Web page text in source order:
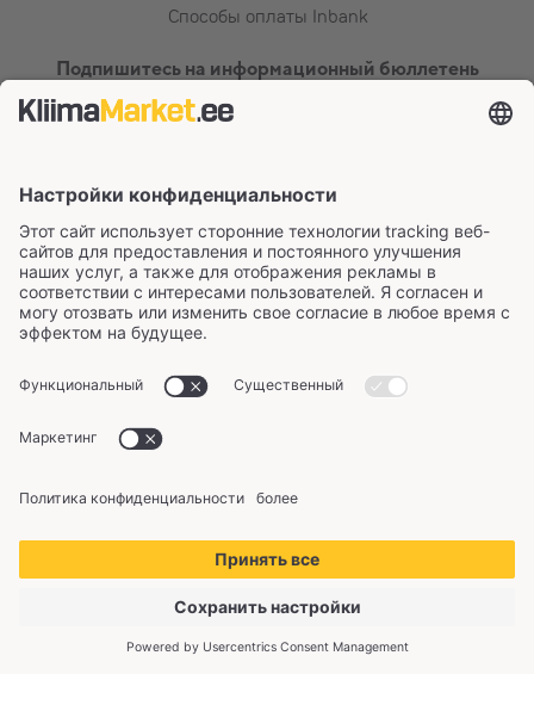
Способы оплаты Inbank
Подпишитесь на информационный бюллетень
Сертификаты и способы оплаты
Copyright © 2026 KliimaMarket OÜ. Все права